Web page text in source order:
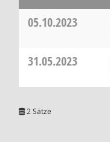
05.10.2023
31.05.2023
2 Sätze